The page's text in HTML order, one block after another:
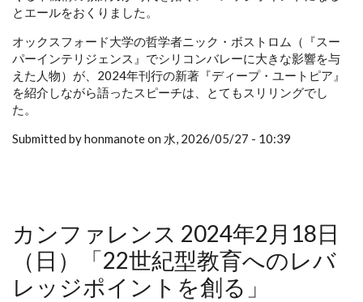
とエールをおくりました。
オックスフォード大学の哲学者ニック・ボストロム（『スー
パーインテリジェンス』でシリコンバレーに大きな影響を与
えた人物）が、2024年刊行の新著『ディープ・ユートピア』
を紹介しながら語ったスピーチは、とてもスリリングでし
た。
Submitted by honmanote on 水, 2026/05/27 - 10:39
カンファレンス 2024年2月18日
（日）「22世紀型教育へのレバ
レッジポイントを創る」